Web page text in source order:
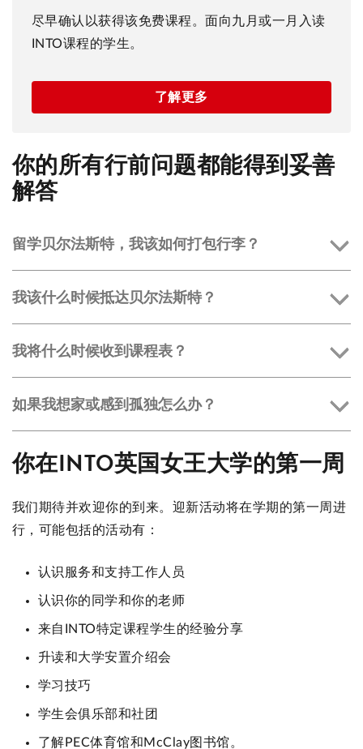
尽早确认以获得该免费课程。面向九月或一月入读
INTO课程的学生。
了解更多
你的所有行前问题都能得到妥善
解答
留学贝尔法斯特，我该如何打包行李？
我该什么时候抵达贝尔法斯特？
我将什么时候收到课程表？
如果我想家或感到孤独怎么办？
你在INTO英国女王大学的第一周
我们期待并欢迎你的到来。迎新活动将在学期的第一周进
行，可能包括的活动有：
认识服务和支持工作人员
认识你的同学和你的老师
来自INTO特定课程学生的经验分享
升读和大学安置介绍会
学习技巧
学生会俱乐部和社团
了解PEC体育馆和McClay图书馆。